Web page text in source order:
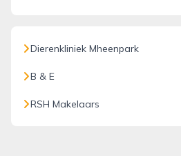
Dierenkliniek Mheenpark
B & E
RSH Makelaars